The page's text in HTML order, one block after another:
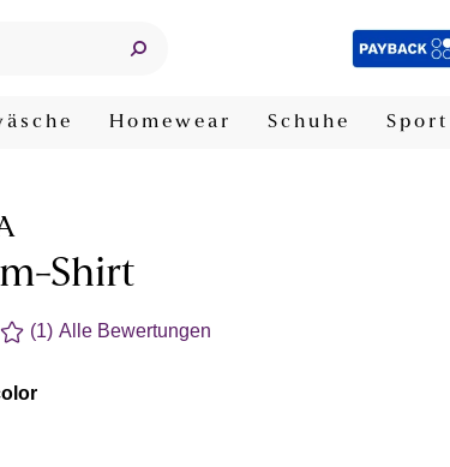
Homewear Schuhe Sport
Shirt
(1) Alle Bewertungen